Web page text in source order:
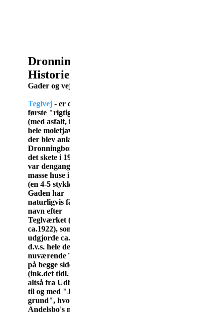
Dronningborg
Historier
Gader og veje (T-Å)
Teglvej - er den
første "rigtige" gade
(med asfalt, fortov og
hele moletjavsen),
der blev anlagt i
Dronningborg, og
det skete i 1933. Der
var dengang en
masse huse i gaden
(en 4-5 stykker!).
Gaden har
naturligvis fået sit
navn efter
Teglværket (nedlagt
ca.1922), som
udgjorde ca. 20 tdl.
d.v.s. hele det
nuværende Teglvej
på begge sider
(ink.det tidl. Danar)-
altså fra Udbyhøjvej
til og med "Jensens
grund", hvor
Andelsbo's nye